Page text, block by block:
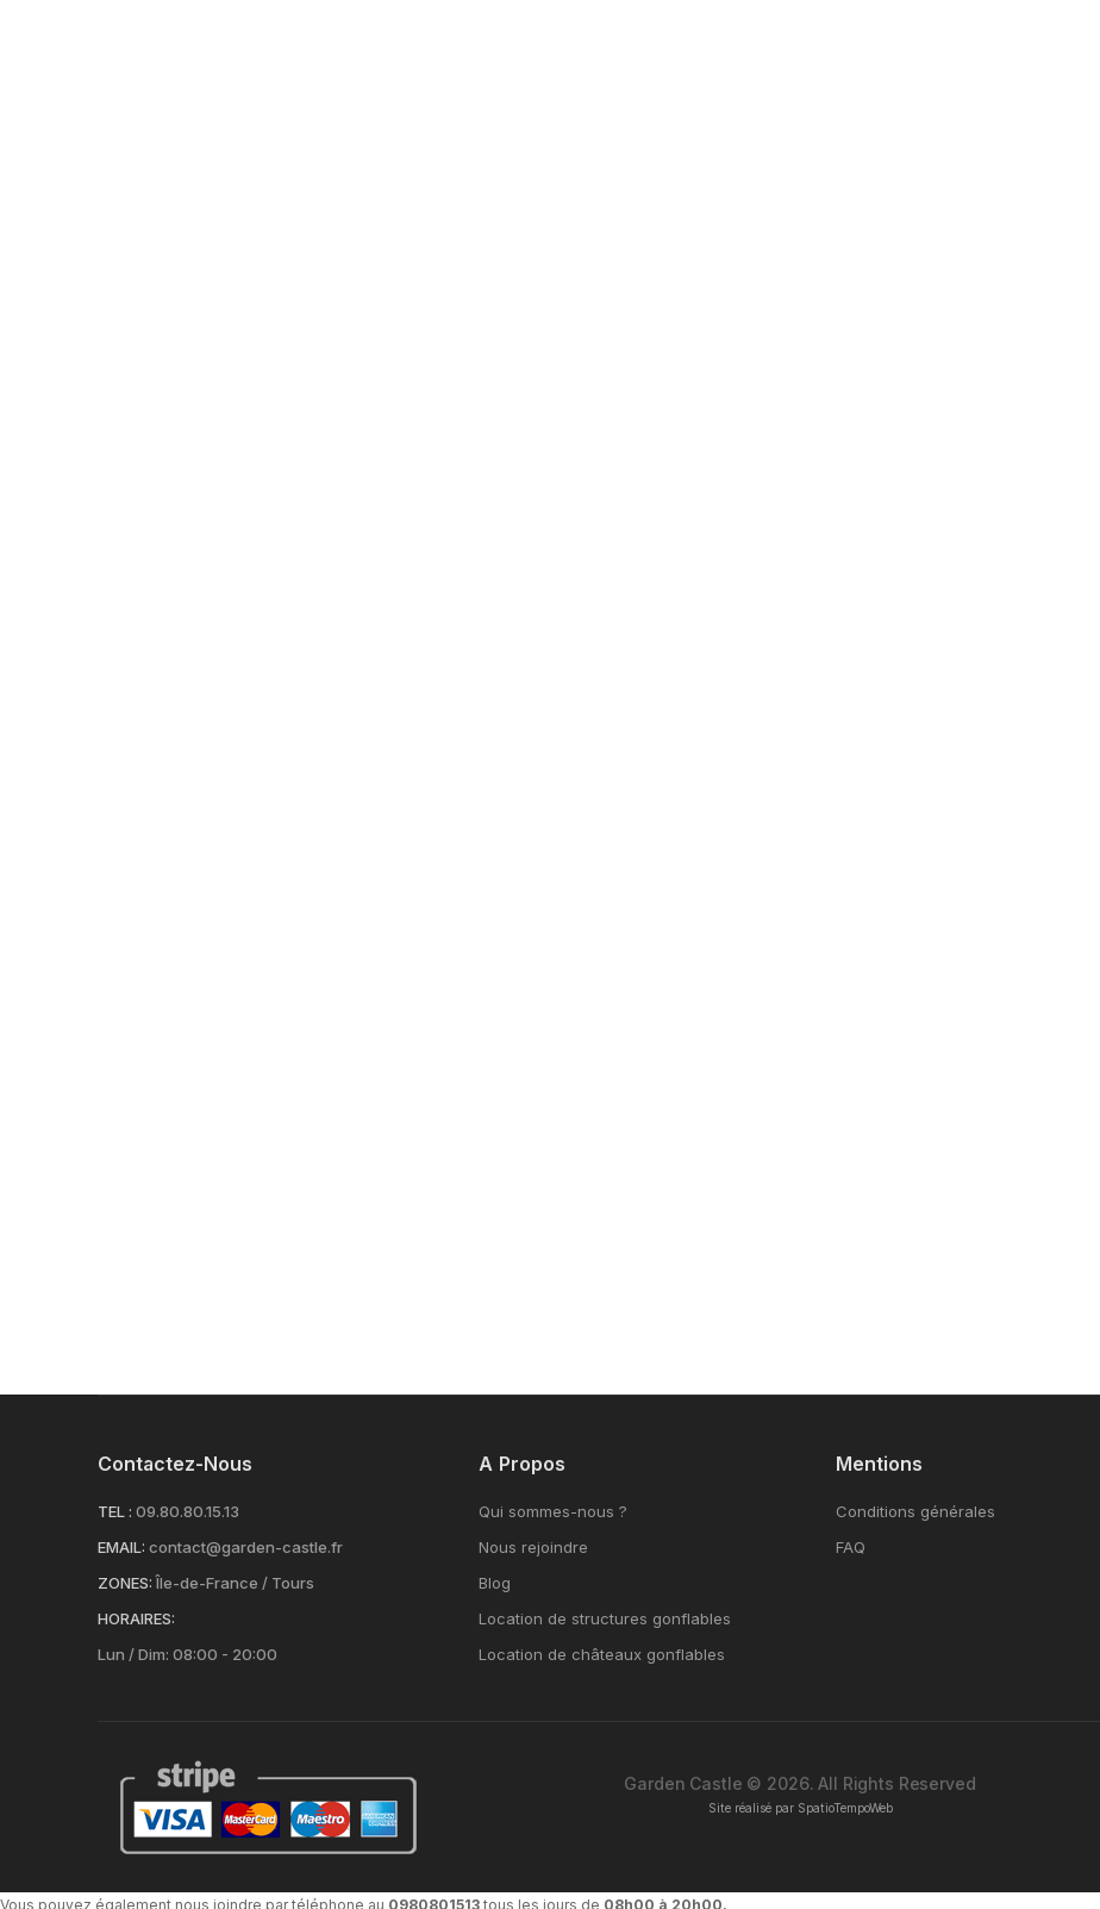
Contactez-Nous
TEL : 09.80.80.15.13
EMAIL: contact@garden-castle.fr
ZONES: Île-de-France / Tours
HORAIRES:
Lun / Dim: 08:00 - 20:00
A Propos
Qui sommes-nous ?
Nous rejoindre
Blog
Location de structures gonflables
Location de châteaux gonflables
Mentions
Conditions générales
FAQ
Garden Castle © 2026. All Rights Reserved
Site réalisé par SpatioTempoWeb
Vous pouvez également nous joindre par téléphone au 0980801513 tous les jours de 08h00 à 20h00.